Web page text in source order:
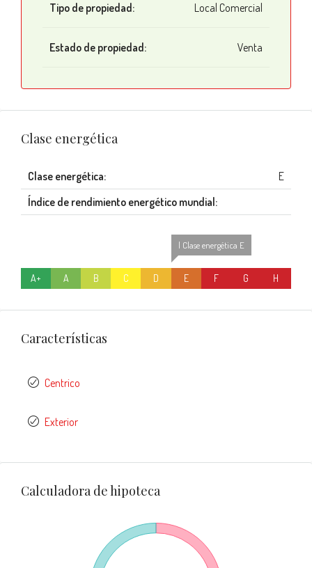
Tipo de propiedad: Local Comercial
Estado de propiedad: Venta
Clase energética
Clase energética:
E
Índice de rendimiento energético mundial:
A+ A B C D
| Clase energética E
E F G H
Características
Centrico
Exterior
Calculadora de hipoteca